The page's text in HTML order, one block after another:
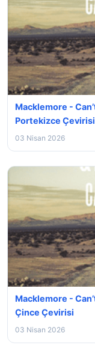
Macklemore -
Portekizce Çevirisi
03 Nisan 2026
Macklemore -
Çince Çevirisi
03 Nisan 2026